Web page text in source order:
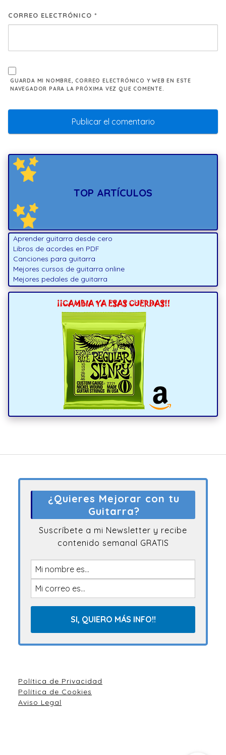
CORREO ELECTRÓNICO *
GUARDA MI NOMBRE, CORREO ELECTRÓNICO Y WEB EN ESTE
NAVEGADOR PARA LA PRÓXIMA VEZ QUE COMENTE.
TOP ARTÍCULOS
Aprender guitarra desde cero
Libros de acordes en PDF
Canciones para guitarra
Mejores cursos de guitarra online
Mejores pedales de guitarra
¿Quieres Mejorar con tu
Guitarra?
Suscríbete a mi Newsletter y recibe
contenido semanal GRATIS
Política de Privacidad
Política de Cookies
Aviso Legal